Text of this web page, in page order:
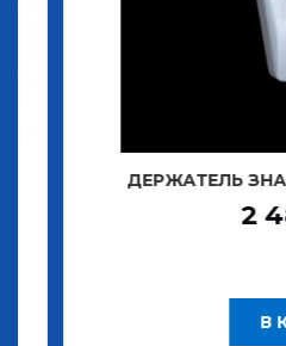
ДЕРЖАТЕЛЬ
2
В